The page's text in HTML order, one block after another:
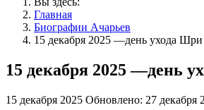
Главная
Биографии Ачарьев
15 декабря 2025 —день ухода
15 декабря 2025 —день
15 декабря 2025 Обновлено: 27 декабря